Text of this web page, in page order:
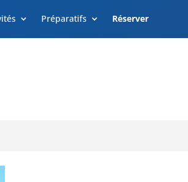
Préparatifs Réserver